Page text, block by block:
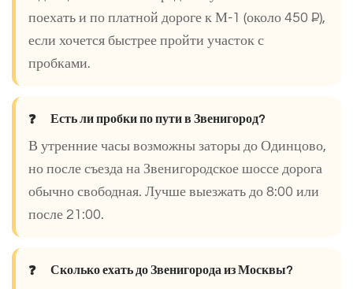
поехать и по платной дороге к М-1 (около 450 ₽),
если хочется быстрее пройти участок с
пробками.
Есть ли пробки по пути в Звенигород?
В утренние часы возможны заторы до Одинцово,
но после съезда на Звенигородское шоссе дорога
обычно свободная. Лучше выезжать до 8:00 или
после 21:00.
Сколько ехать до Звенигорода из Москвы?